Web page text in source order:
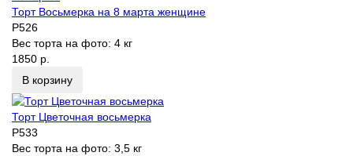
Торт Восьмерка на 8 марта женщине
P526
Вес торта на фото: 4 кг
1850 р.
В корзину
Торт Цветочная восьмерка
P533
Вес торта на фото: 3,5 кг